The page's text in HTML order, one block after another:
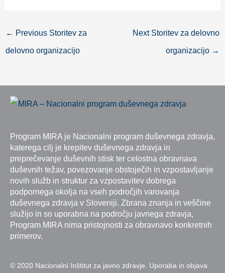
← Previous Storitev za
delovno organizacijo
Next Storitev za delovno
organizacijo →
Program MIRA je Nacionalni program duševnega zdravja,
katerega cilj je krepitev duševnega zdravja in
preprečevanje duševnih stisk ter celostna obravnava
duševnih težav, povezovanje obstoječih in vzpostavljanje
novih služb in struktur za vzpostavitev dobrega
podpornega okolja na vseh področjih varovanja
duševnega zdravja v Sloveniji. Zbrana znanja in veščine
služijo in so uporabna na področju javnega zdravja,
Program MIRA nima pristojnosti za obravnavo konkretnih
primerov.
© 2020 Nacionalni Inštitut za javno zdravje. Uporaba in objava